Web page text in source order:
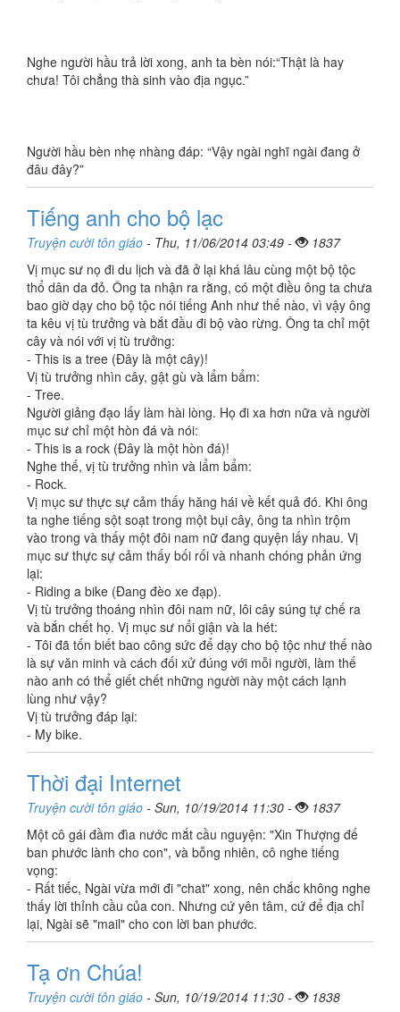
Nghe người hầu trả lời xong, anh ta bèn nói:“Thật là hay
chưa! Tôi chẳng thà sinh vào địa ngục.”
Người hầu bèn nhẹ nhàng đáp: “Vậy ngài nghĩ ngài đang ở
đâu đây?”
Tiếng anh cho bộ lạc
Truyện cười tôn giáo - Thu, 11/06/2014 03:49 -
1837
Vị mục sư nọ đi du lịch và đã ở lại khá lâu cùng một bộ tộc
thổ dân da đỏ. Ông ta nhận ra rằng, có một điều ông ta chưa
bao giờ dạy cho bộ tộc nói tiếng Anh như thế nào, vì vậy ông
ta kêu vị tù trưởng và bắt đầu đi bộ vào rừng. Ông ta chỉ một
cây và nói với vị tù trưởng:
- This is a tree (Đây là một cây)!
Vị tù trưởng nhìn cây, gật gù và lẩm bẩm:
- Tree.
Người giảng đạo lấy làm hài lòng. Họ đi xa hơn nữa và người
mục sư chỉ một hòn đá và nói:
- This is a rock (Ðây là một hòn đá)!
Nghe thế, vị tù trưởng nhìn và lẩm bẩm:
- Rock.
Vị mục sư thực sự cảm thấy hăng hái về kết quả đó. Khi ông
ta nghe tiếng sột soạt trong một bụi cây, ông ta nhìn trộm
vào trong và thấy một đôi nam nữ đang quyện lấy nhau. Vị
mục sư thực sự cảm thấy bối rối và nhanh chóng phản ứng
lại:
- Riding a bike (Ðang đèo xe đạp).
Vị tù trưởng thoáng nhìn đôi nam nữ, lôi cây súng tự chế ra
và bắn chết họ. Vị mục sư nổi giận và la hét:
- Tôi đã tốn biết bao công sức để dạy cho bộ tộc như thế nào
là sự văn minh và cách đối xử đúng với mỗi người, làm thế
nào anh có thể giết chết những người này một cách lạnh
lùng như vậy?
Vị tù trưởng đáp lại:
- My bike.
Thời đại Internet
Truyện cười tôn giáo - Sun, 10/19/2014 11:30 -
1837
Một cô gái đầm đìa nước mắt cầu nguyện: "Xin Thượng đế
ban phước lành cho con", và bỗng nhiên, cô nghe tiếng
vọng:
- Rất tiếc, Ngài vừa mới đi "chat" xong, nên chắc không nghe
thấy lời thỉnh cầu của con. Nhưng cứ yên tâm, cứ để địa chỉ
lại, Ngài sẽ "mail" cho con lời ban phước.
Tạ ơn Chúa!
Truyện cười tôn giáo - Sun, 10/19/2014 11:30 - 1838